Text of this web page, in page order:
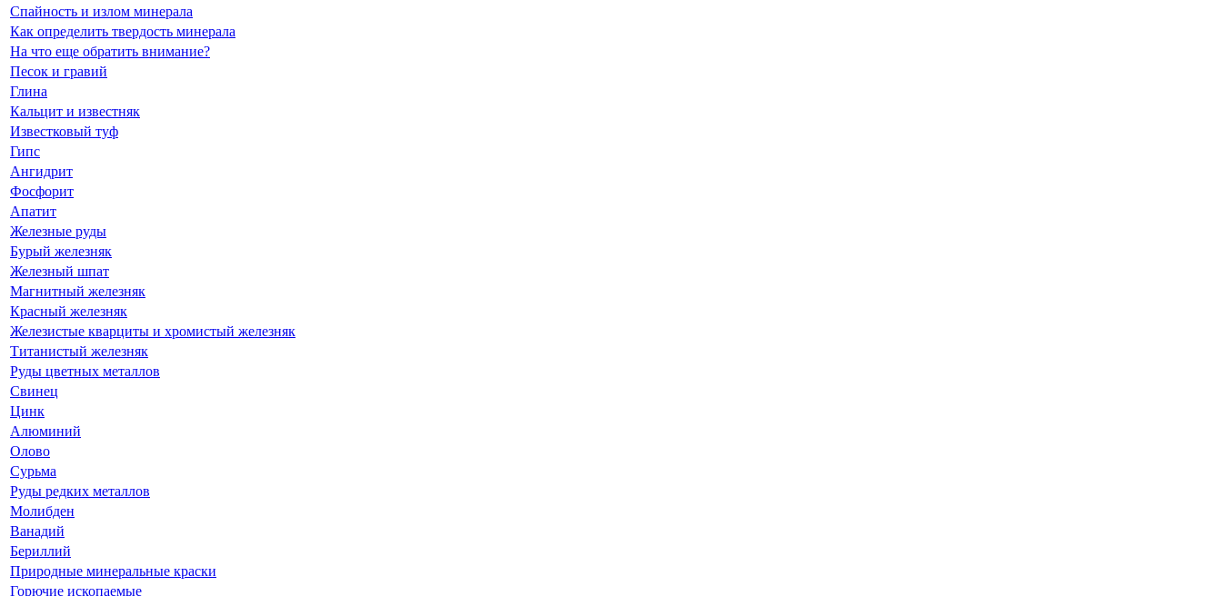
Спайность и излом минерала
Как определить твердость минерала
На что еще обратить внимание?
Песок и гравий
Глина
Кальцит и известняк
Известковый туф
Гипс
Ангидрит
Фосфорит
Апатит
Железные руды
Бурый железняк
Железный шпат
Магнитный железняк
Красный железняк
Железистые кварциты и хромистый железняк
Титанистый железняк
Руды цветных металлов
Свинец
Цинк
Алюминий
Олово
Сурьма
Руды редких металлов
Молибден
Ванадий
Бериллий
Природные минеральные краски
Горючие ископаемые